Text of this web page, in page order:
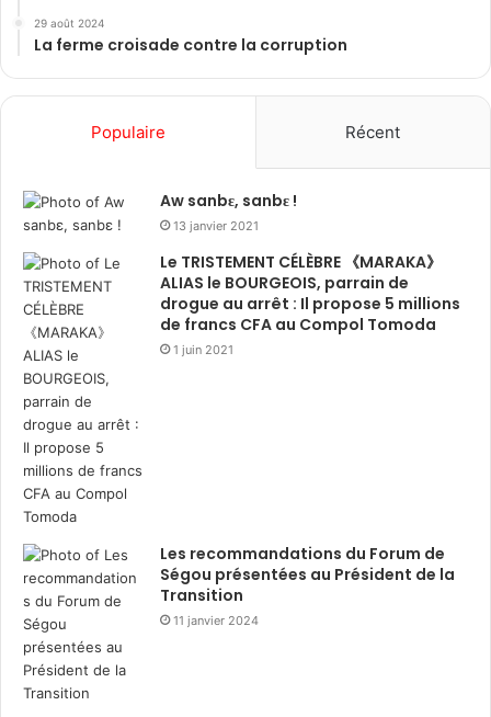
29 août 2024
La ferme croisade contre la corruption
Populaire Récent
Aw sanbɛ, sanbɛ !
13 janvier 2021
Le TRISTEMENT CÉLÈBRE 《MARAKA》
ALIAS le BOURGEOIS, parrain de
drogue au arrêt : Il propose 5 millions
de francs CFA au Compol Tomoda
1 juin 2021
Les recommandations du Forum de
Ségou présentées au Président de la
Transition
11 janvier 2024